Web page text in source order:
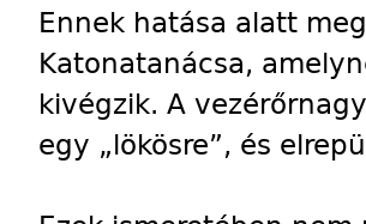
Ennek hatása alatt
Katonatanácsa,
kivégzik. A
egy „lökösre”, és